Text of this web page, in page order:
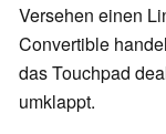
Versehen einen
Convertible
das Touchpad
umklappt.